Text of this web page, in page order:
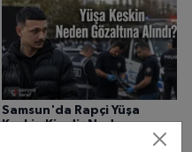
Samsun'da Rapçi Yüşa
Keskin Kimdir Neden